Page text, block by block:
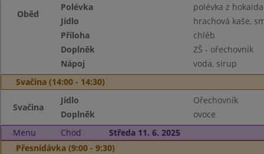
Oběd
Polévka
polévka z hokaida
Jídlo
hrachová kaše,
Příloha
chléb
Doplněk
ZŠ - ořechovník
Nápoj
voda, sirup
Svačina (14:00 - 14:30)
Svačina
Jídlo
Ořechovník
Doplněk
ovoce
Menu
Chod
Středa 11. 6. 2025
Přesnídávka (9:00 - 9:30)